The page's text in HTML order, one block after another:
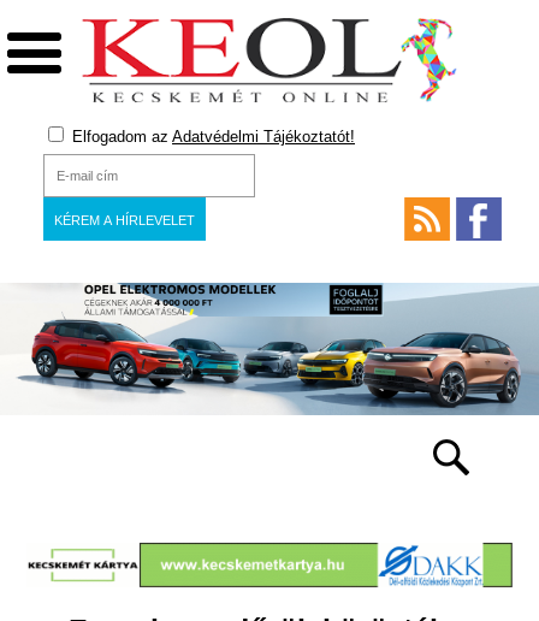
Elfogadom az Adatvédelmi Tájékoztatót!